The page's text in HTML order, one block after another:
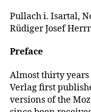
Pullach i. Isartal,
Rüdiger Josef
Preface
Almost thirty years
Verlag first
versions of the